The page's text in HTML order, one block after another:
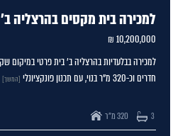
למכירה בית מקסים בהרצליה ב'
10,200,000 ₪
חדרים וכ-320 מ"ר בנוי, עם תכנון פונקציונלי
[המשך]
3 320 מ"ר